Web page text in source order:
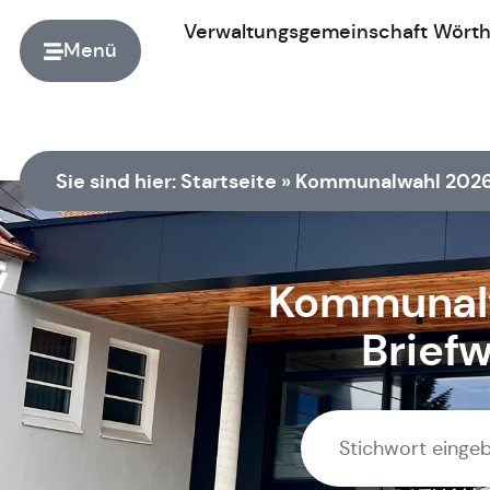
Menü
Verwaltungsgemeinschaft Wörth
Sie sind hier: Startseite » Kommunalwahl